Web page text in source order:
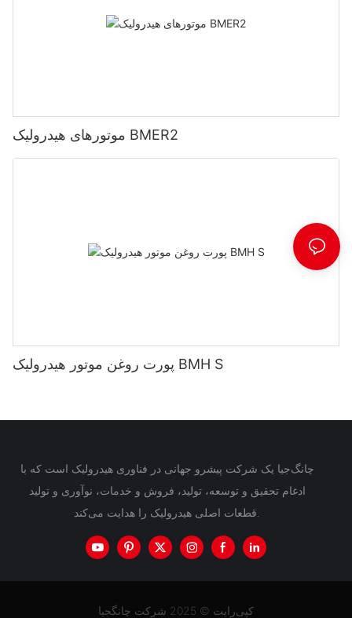
موتورهای هیدرولیک BMER2
پورت روغن موتور هیدرولیک BMH S
چانگ‌جیا یک شرکت پیشرو جهانی در فناوری هیدرولیک است که با
ادغام تحقیق و توسعه، تولید، فروش و خدمات، نوآوری و تولید
کپی‌رایت © 2025 شرکت چانگجیا